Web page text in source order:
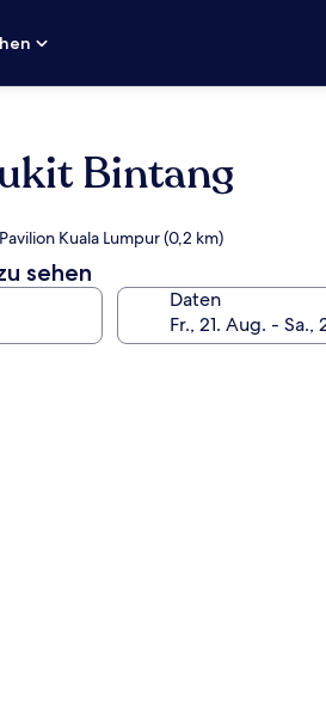
Bintang
Kuala Lumpur (0,2 km)
sehen
Daten